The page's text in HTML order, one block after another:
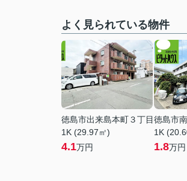
よく見られている物件
徳島市出来島本町３丁目
1K (29.97㎡)
4.1万円
徳島市
1K
1.8万円